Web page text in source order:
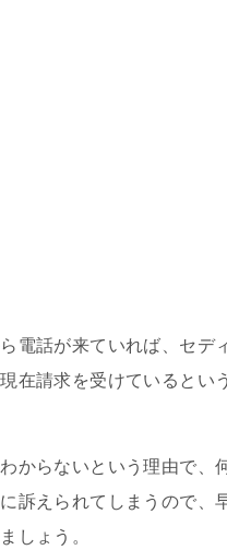
電話が来ていれば、セデ
在請求を受けているとい
からないという理由で、
訴えられてしまうので、
しょう。